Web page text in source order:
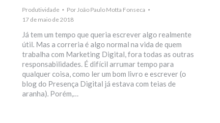
Produtividade Por João Paulo Motta Fonseca
17 de maio de 2018
Já tem um tempo que queria escrever algo realmente
útil. Mas a correria é algo normal na vida de quem
trabalha com Marketing Digital, fora todas as outras
responsabilidades. É difícil arrumar tempo para
qualquer coisa, como ler um bom livro e escrever (o
blog do Presença Digital já estava com teias de
aranha). Porém,…